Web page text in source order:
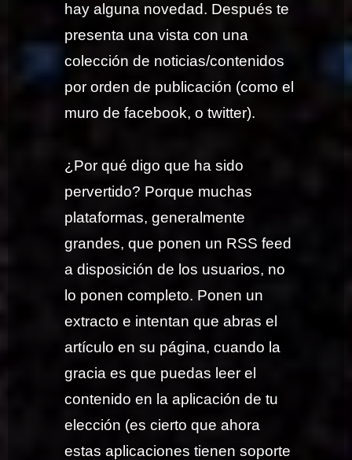
hay alguna novedad. Después te
presenta una vista con una
colección de noticias/contenidos
por orden de publicación (como el
muro de facebook, o twitter).
¿Por qué digo que ha sido
pervertido? Porque muchas
plataformas, generalmente
grandes, que ponen un RSS feed
a disposición de los usuarios, no
lo ponen completo. Ponen un
extracto e intentan que abras el
artículo en su página, cuando la
gracia es que puedas leer el
contenido en la aplicación de tu
elección (es cierto que ahora
estas aplicaciones tienen soporte